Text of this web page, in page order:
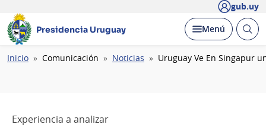
gub.uy
Presidencia Uruguay Desplegar
Menú Abrir
Ruta
Inicio Comunicación Noticias Uruguay Ve En Singapur
Experiencia a analizar